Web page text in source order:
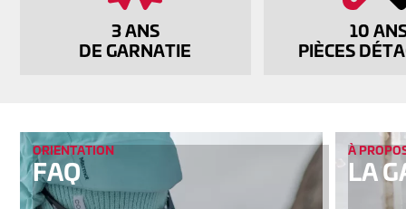
3 ANS
DE GARNATIE
10
PIÈCES
ORIENTATION
FAQ
À
LA